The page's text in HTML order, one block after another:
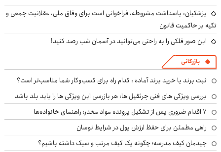
پزشکیان: پاسداشت مشروطه، فراخوانی است برای وفاق ملی، عقلانیت جمعی و
تکیه بر حاکمیت قانون
این صور فلکی را به راحتی می‌توانید در آسمان شب رصد کنید!
بازرگانی
ثبت برند یا خرید برند آماده : کدام راه برای کسب‌وکار شما مناسب‌تر است؟
بررسی ویژگی های فنی جرثقیل ها: هر بازرسی این ویژگی ها را باید بلد باشد
۷ اقدام ضروری پس از تشکیل پرونده مواد مخدر؛ راهنمای خانواده‌ها
راهی مطمئن برای حفظ ارزش پول در شرایط نوسان
چیدمان کیف مدرسه؛ چگونه یک کیف مرتب و سبک داشته باشیم؟